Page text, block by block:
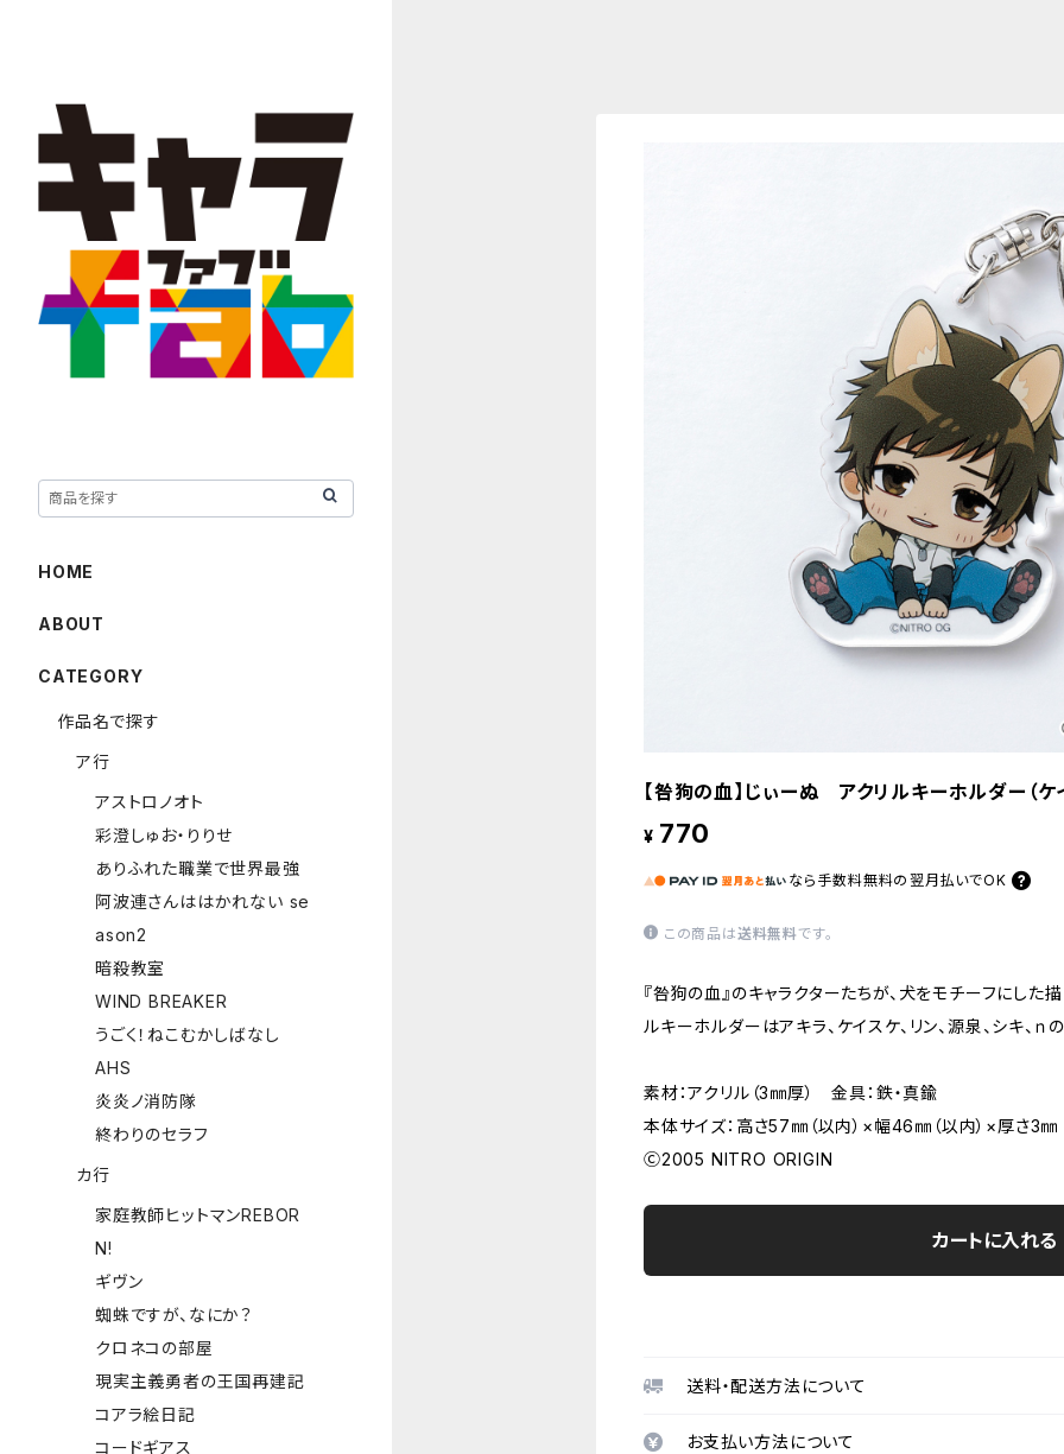
【咎狗の血】じぃーぬ アクリルキーホルダー（ケ
¥ 770
なら 手数料無料の 翌月払いでOK
この商品は送料無料です。
『咎狗の血』のキャラクターたちが、犬をモチーフにした
ルキーホルダーはアキラ、ケイスケ、リン、源泉、シキ、ｎ
素材：アクリル（3㎜厚） 金具：鉄・真鍮
本体サイズ：高さ57㎜（以内）×幅46㎜（以内）×厚さ3㎜
Ⓒ2005 NITRO ORIGIN
カートに入れる
送料・配送方法について
お支払い方法について
HOME
ABOUT
CATEGORY
作品名で探す
ア行
アストロノオト
彩澄しゅお・りりせ
ありふれた職業で世界最強
阿波連さんははかれない se
ason2
暗殺教室
WIND BREAKER
うごく！ねこむかしばなし
AHS
炎炎ノ消防隊
終わりのセラフ
カ行
家庭教師ヒットマンREBOR
N!
ギヴン
蜘蛛ですが、なにか？
クロネコの部屋
現実主義勇者の王国再建記
コアラ絵日記
コードギアス